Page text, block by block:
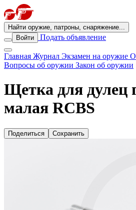
Найти оружие, патроны, снаряжение...
Войти
Подать объявление
Главная Журнал Экзамен на оружие
Вопросы об оружии Закон об оружии
Щетка для дулец
малая RCBS
Поделиться Сохранить